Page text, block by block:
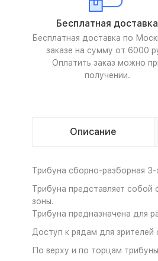
Бесплатная доставка
Бесплатная доставка по
заказе на сумму от 6000
Оплатить заказ можно
получении.
Описание
Трибуна сборно-разборная
Трибуна представляет
зоны.
Трибуна предназначена для
Доступ к рядам для зрителей
По верху и по торцам